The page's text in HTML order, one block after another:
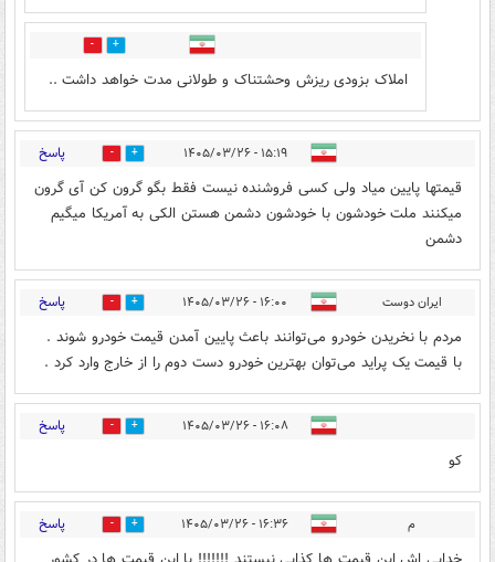
0
املاک بزودی ریزش وحشتناک و طولانی مدت خواهد داشت ..
۱۵:۱۹ - ۱۴۰۵/۰۳/۲۶ 6 پاسخ
قیمتها پایین میاد ولی کسی فروشنده نیست فقط بگو گرون کن آی گرون
میکنند ملت خودشون با خودشون دشمن هستن الکی به آمریکا میگیم
دشمن
ایران دوست ۱۶:۰۰ - ۱۴۰۵/۰۳/۲۶ 3 پاسخ
مردم با نخریدن خودرو می‌توانند باعث پایین آمدن قیمت خودرو شوند .
با قیمت یک پراید می‌توان بهترین خودرو دست دوم را از خارج ‌وارد کرد .
۱۶:۰۸ - ۱۴۰۵/۰۳/۲۶ 1 پاسخ
کو
م ۱۶:۳۶ - ۱۴۰۵/۰۳/۲۶ 1 پاسخ